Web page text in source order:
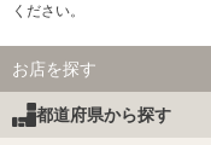
ください。
お店を探す
都道府県から探す